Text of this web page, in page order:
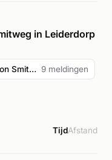
in Leiderdorp
Meervoudig verkeersongeval Simon Smitweg Leiderdorp 9 meldingen
TijdAfstand